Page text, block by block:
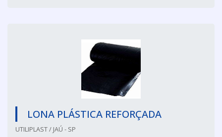
LONA PLÁSTICA REFORÇADA
UTILIPLAST / JAÚ - SP